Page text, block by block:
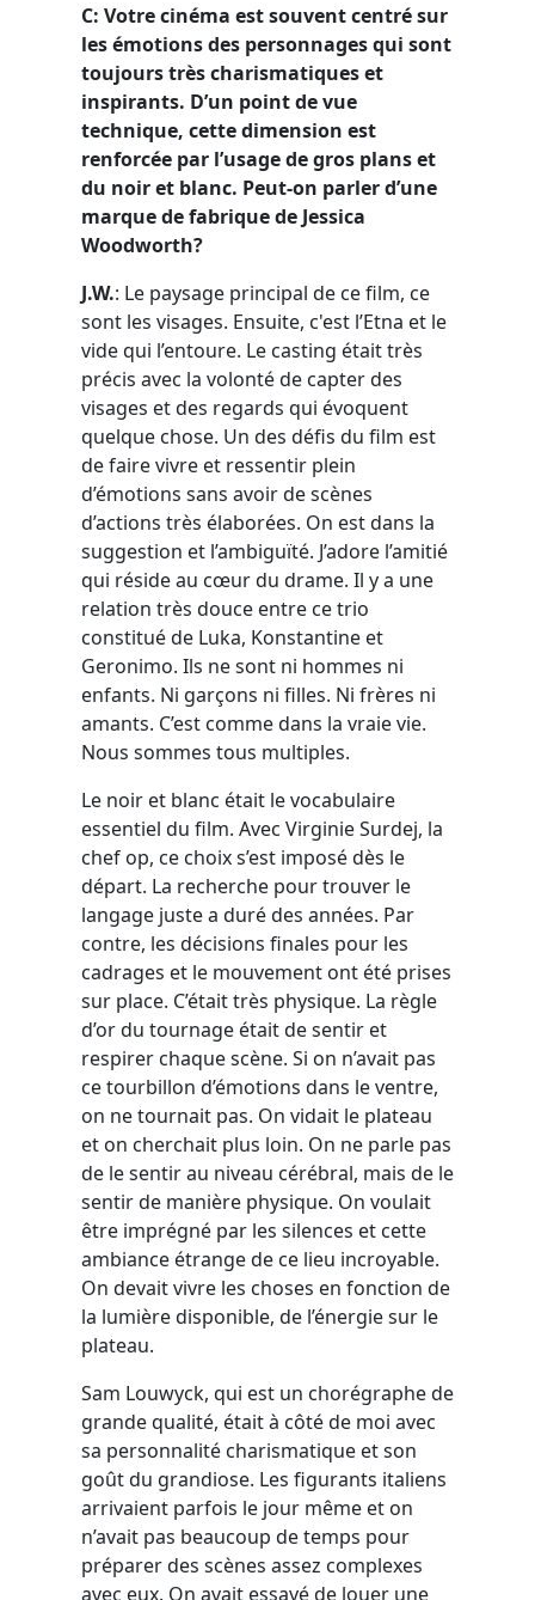
C: Votre cinéma est souvent centré sur
les émotions des personnages qui sont
toujours très charismatiques et
inspirants. D’un point de vue
technique, cette dimension est
renforcée par l’usage de gros plans et
du noir et blanc. Peut-on parler d’une
marque de fabrique de Jessica
Woodworth?
J.W.: Le paysage principal de ce film, ce
sont les visages. Ensuite, c'est l’Etna et le
vide qui l’entoure. Le casting était très
précis avec la volonté de capter des
visages et des regards qui évoquent
quelque chose. Un des défis du film est
de faire vivre et ressentir plein
d’émotions sans avoir de scènes
d’actions très élaborées. On est dans la
suggestion et l’ambiguïté. J’adore l’amitié
qui réside au cœur du drame. Il y a une
relation très douce entre ce trio
constitué de Luka, Konstantine et
Geronimo. Ils ne sont ni hommes ni
enfants. Ni garçons ni filles. Ni frères ni
amants. C’est comme dans la vraie vie.
Nous sommes tous multiples.
Le noir et blanc était le vocabulaire
essentiel du film. Avec Virginie Surdej, la
chef op, ce choix s’est imposé dès le
départ. La recherche pour trouver le
langage juste a duré des années. Par
contre, les décisions finales pour les
cadrages et le mouvement ont été prises
sur place. C’était très physique. La règle
d’or du tournage était de sentir et
respirer chaque scène. Si on n’avait pas
ce tourbillon d’émotions dans le ventre,
on ne tournait pas. On vidait le plateau
et on cherchait plus loin. On ne parle pas
de le sentir au niveau cérébral, mais de le
sentir de manière physique. On voulait
être imprégné par les silences et cette
ambiance étrange de ce lieu incroyable.
On devait vivre les choses en fonction de
la lumière disponible, de l’énergie sur le
plateau.
Sam Louwyck, qui est un chorégraphe de
grande qualité, était à côté de moi avec
sa personnalité charismatique et son
goût du grandiose. Les figurants italiens
arrivaient parfois le jour même et on
n’avait pas beaucoup de temps pour
préparer des scènes assez complexes
avec eux. On avait essayé de louer une